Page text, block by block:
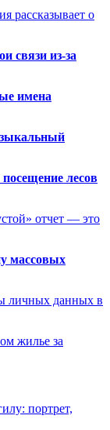
рассказывает о
связи из-за
имена
лесов
отчет — это
массовых
личных данных в
жилье за
портрет,